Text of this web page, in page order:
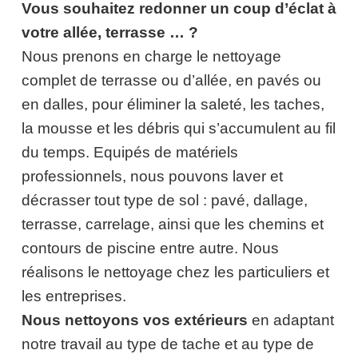
Vous souhaitez redonner un coup d’éclat à
votre allée, terrasse … ?
Nous prenons en charge le nettoyage
complet de terrasse ou d’allée, en pavés ou
en dalles, pour éliminer la saleté, les taches,
la mousse et les débris qui s’accumulent au fil
du temps. Equipés de matériels
professionnels, nous pouvons laver et
décrasser tout type de sol : pavé, dallage,
terrasse, carrelage, ainsi que les chemins et
contours de piscine entre autre. Nous
réalisons le nettoyage chez les particuliers et
les entreprises.
Nous nettoyons vos extérieurs en adaptant
notre travail au type de tache et au type de